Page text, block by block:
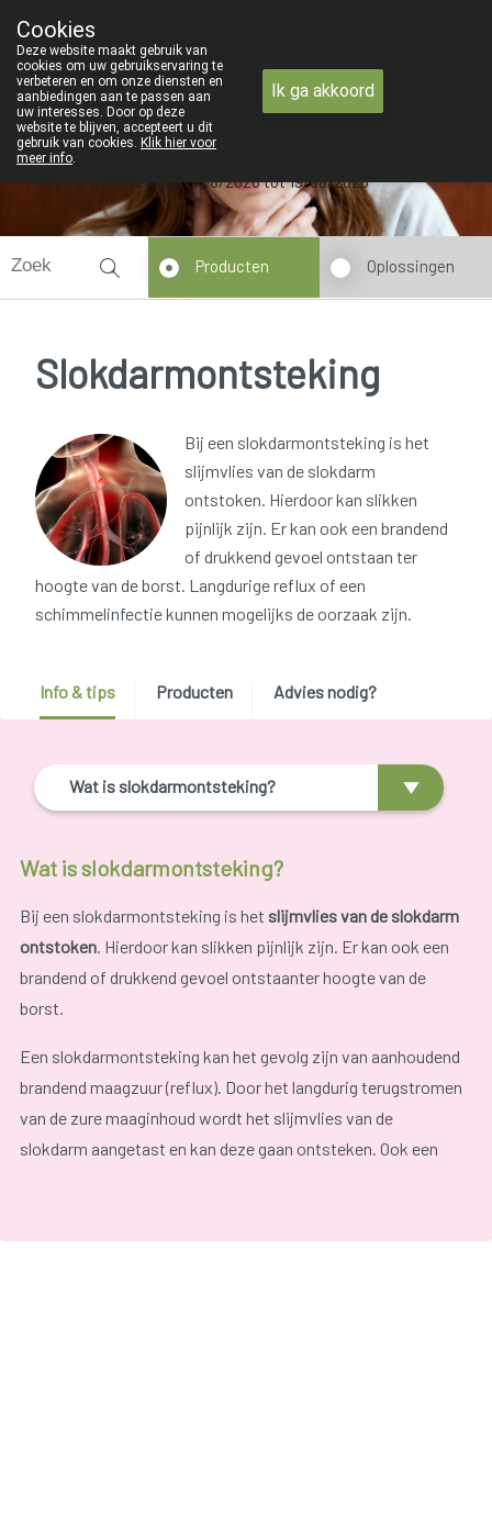
09 228 32 36
Wij zijn gesloten van 3/08/2026 tot 19/08/2026
Producten Oplossingen
Slokdarmontsteking
Bij een slokdarmontsteking is het
slijmvlies van de slokdarm
ontstoken. Hierdoor kan slikken
pijnlijk zijn. Er kan ook een brandend
of drukkend gevoel ontstaan ter
hoogte van de borst. Langdurige reflux of een
schimmelinfectie kunnen mogelijks de oorzaak zijn.
Info & tips Producten Advies nodig?
Wat is slokdarmontsteking?
Wat is slokdarmontsteking?
Bij een slokdarmontsteking is het slijmvlies van de slokdarm
ontstoken. Hierdoor kan slikken pijnlijk zijn. Er kan ook een
brandend of drukkend gevoel ontstaanter hoogte van de
borst.
Een slokdarmontsteking kan het gevolg zijn van aanhoudend
brandend maagzuur (reflux). Door het langdurig terugstromen
van de zure maaginhoud wordt het slijmvlies van de
slokdarm aangetast en kan deze gaan ontsteken. Ook een
Cookies
Deze website maakt gebruik van
cookies om uw gebruikservaring te
verbeteren en om onze diensten en
aanbiedingen aan te passen aan
uw interesses. Door op deze
website te blijven, accepteert u dit
gebruik van cookies. Klik hier voor
meer info.
Ik ga akkoord